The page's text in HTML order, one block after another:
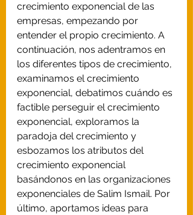
crecimiento exponencial de las
empresas, empezando por
entender el propio crecimiento. A
continuación, nos adentramos en
los diferentes tipos de crecimiento,
examinamos el crecimiento
exponencial, debatimos cuándo es
factible perseguir el crecimiento
exponencial, exploramos la
paradoja del crecimiento y
esbozamos los atributos del
crecimiento exponencial
basándonos en las organizaciones
exponenciales de Salim Ismail. Por
último, aportamos ideas para